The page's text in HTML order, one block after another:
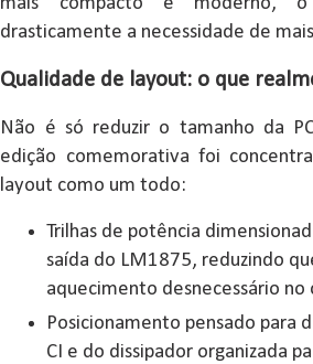
drasticamente a necessidade de
Qualidade de layout: o que
Não é só reduzir o tamanho da
edição comemorativa foi
layout como um todo:
Trilhas de potência
saída do LM1875, reduzindo
aquecimento desnecessário no
Posicionamento pensado para
CI e do dissipador organizada